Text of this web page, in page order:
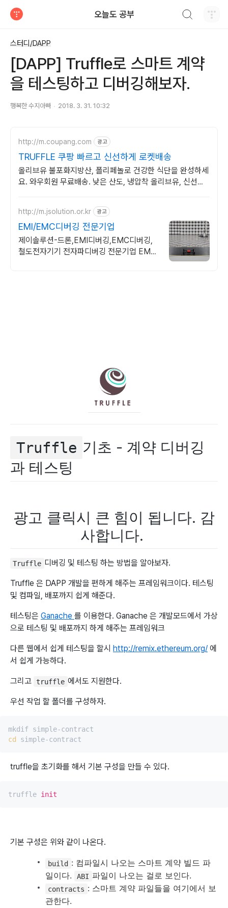
오늘도 공부
스터디/DAPP
[DAPP] Truffle로 스마트 계약
을 테스팅하고 디버깅해보자.
행복한 수지아빠 2018. 3. 31. 10:32
http://m.coupang.com 광고
TRUFFLE 쿠팡 빠르고 신선하게 로켓배송
올리브유 불포화지방산, 폴리페놀로 건강한 식단을 완성하세
요. 와우회원 무료배송. 낮은 산도, 냉압착 올리브유, 신선한
http://m.jsolution.or.kr 광고
EMI/EMC디버깅 전문기업
제이솔루션-드론,EMI디버깅,EMC디버깅,
철도전자기기 전자파디버깅 전문기업 EMC
Truffle 기초 - 계약 디버깅
과 테스팅
광고 클릭시 큰 힘이 됩니다. 감
사합니다.
Truffle 디버깅 및 테스팅 하는 방법을 알아보자.
Truffle 은 DAPP 개발을 편하게 해주는 프레임워크이다. 테스팅
및 컴파일, 배포까지 쉽게 해준다.
테스팅은 Ganache 를 이용한다. Ganache 은 개발모드에서 가상
으로 테스팅 및 배포까지 하게 해주는 프레임워크
다른 웹에서 쉽게 테스팅을 할시 http://remix.ethereum.org/ 에
서 쉽게 가능하다.
그리고 truffle 에서도 지원한다.
우선 작업 할 폴더를 구성하자.
cd
truffle을 초기화를 해서 기본 구성을 만들 수 있다.
truffle init
기본 구성은 위와 같이 나온다.
build : 컴파일시 나오는 스마트 계약 빌드 파
일이다.
ABI 파일이 나오는 걸로 보인다.
contracts : 스마트 계약 파일들을 여기에서 보
관한다.